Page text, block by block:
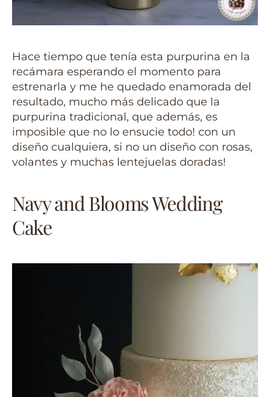
Hace tiempo que tenía esta purpurina en la
recámara esperando el momento para
estrenarla y me he quedado enamorada del
resultado, mucho más delicado que la
purpurina tradicional, que además, es
imposible que no lo ensucie todo! con un
diseño cualquiera, si no un diseño con rosas,
volantes y muchas lentejuelas doradas!
Navy and Blooms Wedding
Cake